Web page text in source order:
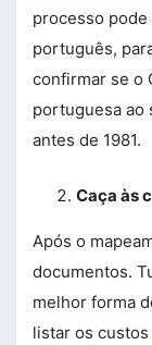
processo
português,
confirmar se o
portuguesa ao
antes de 1981.
Caça às
Após o
documentos.
melhor forma
listar os